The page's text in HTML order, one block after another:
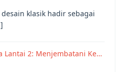
klasik hadir sebagai
Lantai 2: Menjembatani Ke…